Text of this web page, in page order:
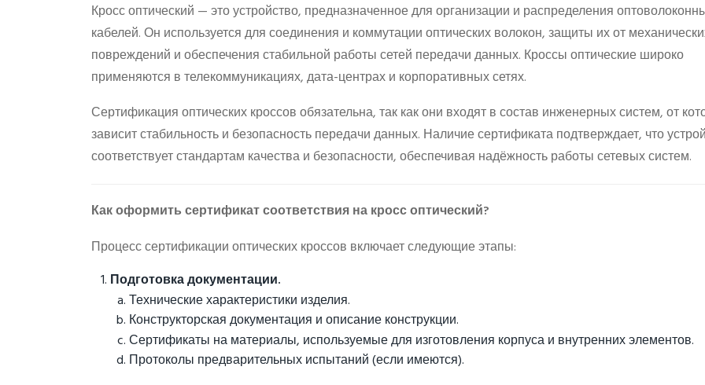
Кросс оптический — это устройство, предназначенное для организации и распределения
кабелей. Он используется для соединения и коммутации оптических волокон, защиты их от
повреждений и обеспечения стабильной работы сетей передачи данных. Кроссы оптические широко
применяются в телекоммуникациях, дата-центрах и корпоративных сетях.
Сертификация оптических кроссов обязательна, так как они входят в состав инженерных систем, от
зависит стабильность и безопасность передачи данных. Наличие сертификата подтверждает, что
соответствует стандартам качества и безопасности, обеспечивая надёжность работы сетевых систем.
Как оформить сертификат соответствия на кросс оптический?
Процесс сертификации оптических кроссов включает следующие этапы:
Подготовка документации.
Технические характеристики изделия.
Конструкторская документация и описание конструкции.
Сертификаты на материалы, используемые для изготовления корпуса и внутренних элементов.
Протоколы предварительных испытаний (если имеются).